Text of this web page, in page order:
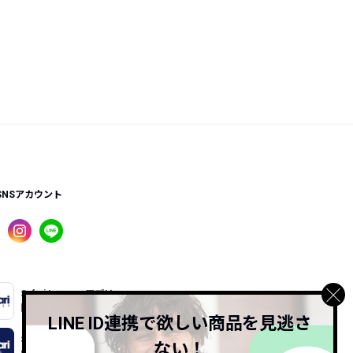
アカウント
Safari Lounge アプリ
限定の機能もあるアプリでサクサクお買い物
Safari Online
LINE ID連携で欲しい商品を見逃さ